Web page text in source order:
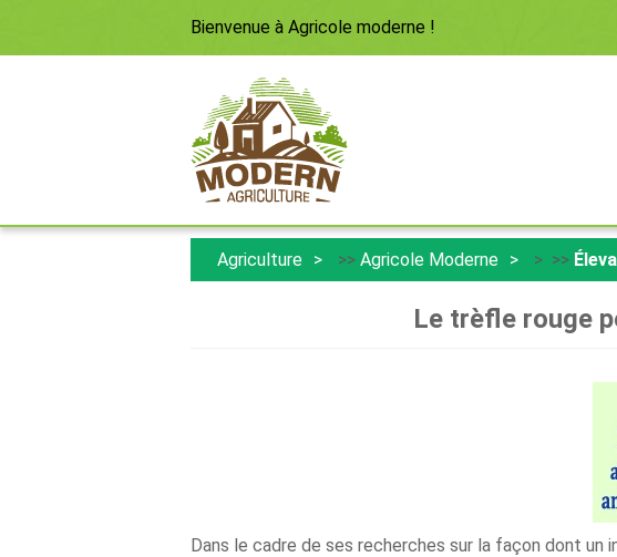
Bienvenue à Agricole moderne !
Agriculture >> Agricole Moderne > >>
Le trèfle rouge
Dans le cadre de ses recherches sur la façon dont